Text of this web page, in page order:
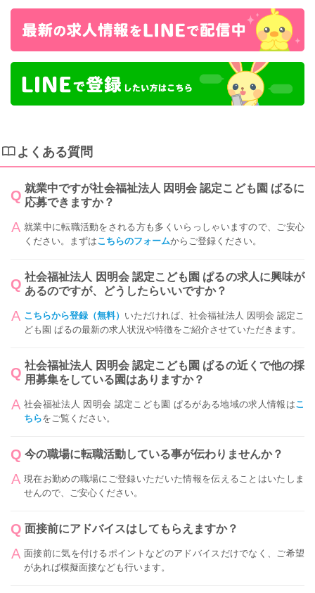
よくある質問
就業中ですが社会福祉法人 因明会 認定こども園 ぱるに
応募できますか？
就業中に転職活動をされる方も多くいらっしゃいますので、ご安心
ください。まずはこちらのフォームからご登録ください。
社会福祉法人 因明会 認定こども園 ぱるの求人に興味が
あるのですが、どうしたらいいですか？
こちらから登録（無料） いただければ、社会福祉法人 因明会 認定こ
ども園 ぱるの最新の求人状況や特徴をご紹介させていただきます。
社会福祉法人 因明会 認定こども園 ぱるの近くで他の採
用募集をしている園はありますか？
社会福祉法人 因明会 認定こども園 ぱるがある地域の求人情報はこ
ちらをご覧ください。
今の職場に転職活動している事が伝わりませんか？
現在お勤めの職場にご登録いただいた情報を伝えることはいたしま
せんので、ご安心ください。
面接前にアドバイスはしてもらえますか？
面接前に気を付けるポイントなどのアドバイスだけでなく、ご希望
があれば模擬面接なども行います。